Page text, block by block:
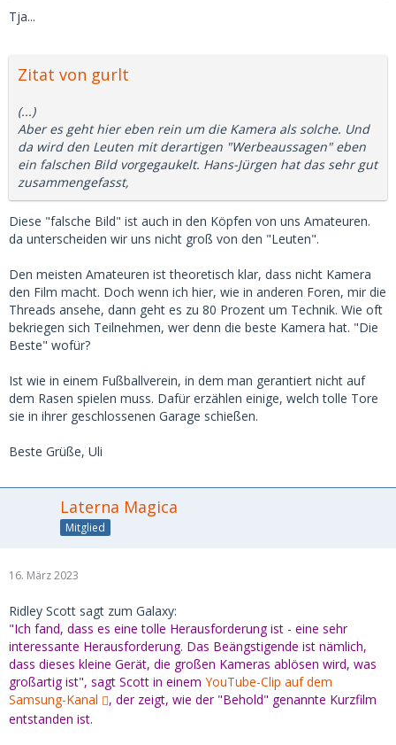
Tja...
Zitat von gurlt
(...)
Aber es geht hier eben rein um die Kamera als solche. Und
da wird den Leuten mit derartigen "Werbeaussagen" eben
ein falschen Bild vorgegaukelt. Hans-Jürgen hat das sehr gut
zusammengefasst,
Diese "falsche Bild" ist auch in den Köpfen von uns Amateuren.
da unterscheiden wir uns nicht groß von den "Leuten".
Den meisten Amateuren ist theoretisch klar, dass nicht Kamera
den Film macht. Doch wenn ich hier, wie in anderen Foren, mir die
Threads ansehe, dann geht es zu 80 Prozent um Technik. Wie oft
bekriegen sich Teilnehmen, wer denn die beste Kamera hat. "Die
Beste" wofür?
Ist wie in einem Fußballverein, in dem man gerantiert nicht auf
dem Rasen spielen muss. Dafür erzählen einige, welch tolle Tore
sie in ihrer geschlossenen Garage schießen.
Beste Grüße, Uli
Laterna Magica
Mitglied
16. März 2023
Ridley Scott sagt zum Galaxy:
"Ich fand, dass es eine tolle Herausforderung ist - eine sehr
interessante Herausforderung. Das Beängstigende ist nämlich,
dass dieses kleine Gerät, die großen Kameras ablösen wird, was
großartig ist", sagt Scott in einem YouTube-Clip auf dem
Samsung-Kanal
, der zeigt, wie der "Behold" genannte Kurzfilm
entstanden ist.